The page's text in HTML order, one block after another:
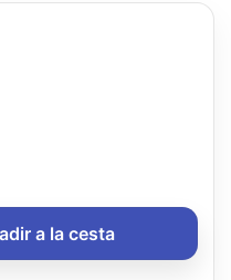
price paid by
a la cesta